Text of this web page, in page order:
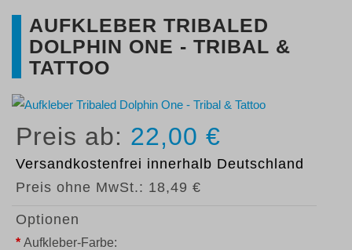
AUFKLEBER TRIBALED
DOLPHIN ONE - TRIBAL &
TATTOO
22,00 €
Versandkostenfrei innerhalb Deutschland
Preis ohne MwSt.: 18,49 €
Optionen
* Aufkleber-Farbe: